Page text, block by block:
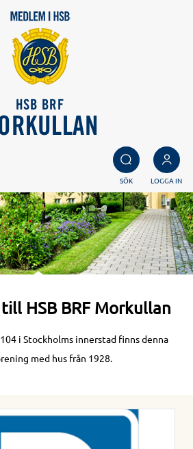
HSB BRF
SÖK LOGGA IN
HSB BRF Morkullan
i Stockholms innerstad finns denna
med hus från 1928.